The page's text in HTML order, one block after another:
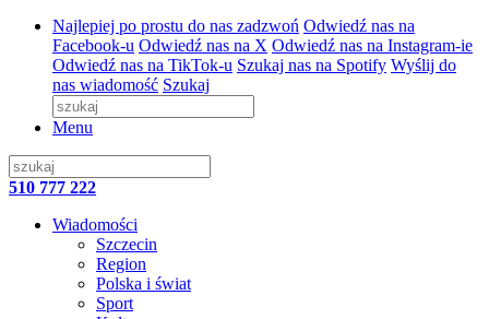
Najlepiej po prostu do nas zadzwoń Odwiedź nas na
Facebook-u Odwiedź nas na X Odwiedź nas na Instagram-ie
Odwiedź nas na TikTok-u Szukaj nas na Spotify Wyślij do
nas wiadomość Szukaj
Menu
510 777 222
Wiadomości
Szczecin
Region
Polska i świat
Sport